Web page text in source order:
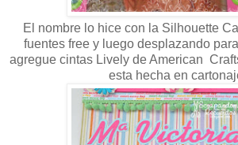
El nombre lo hice con la Silhouette
fuentes free y luego desplazando
agregue cintas Lively de American
esta hecha en